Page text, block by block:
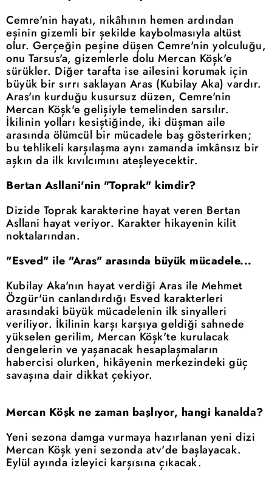
Cemre'nin hayatı, nikâhının hemen ardından
eşinin gizemli bir şekilde kaybolmasıyla altüst
olur. Gerçeğin peşine düşen Cemre'nin yolculuğu,
onu Tarsus'a, gizemlerle dolu Mercan Köşk'e
sürükler. Diğer tarafta ise ailesini korumak için
büyük bir sırrı saklayan Aras (Kubilay Aka) vardır.
Aras'ın kurduğu kusursuz düzen, Cemre'nin
Mercan Köşk'e gelişiyle temelinden sarsılır.
İkilinin yolları kesiştiğinde, iki düşman aile
arasında ölümcül bir mücadele baş gösterirken;
bu tehlikeli karşılaşma aynı zamanda imkânsız bir
aşkın da ilk kıvılcımını ateşleyecektir.
Bertan Asllani'nin "Toprak" kimdir?
Dizide Toprak karakterine hayat veren Bertan
Asllani hayat veriyor. Karakter hikayenin kilit
noktalarından.
"Esved" ile "Aras" arasında büyük mücadele...
Kubilay Aka'nın hayat verdiği Aras ile Mehmet
Özgür'ün canlandırdığı Esved karakterleri
arasındaki büyük mücadelenin ilk sinyalleri
veriliyor. İkilinin karşı karşıya geldiği sahnede
yükselen gerilim, Mercan Köşk'te kurulacak
dengelerin ve yaşanacak hesaplaşmaların
habercisi olurken, hikâyenin merkezindeki güç
savaşına dair dikkat çekiyor.
Mercan Köşk ne zaman başlıyor, hangi kanalda?
Yeni sezona damga vurmaya hazırlanan yeni dizi
Mercan Köşk yeni sezonda atv'de başlayacak.
Eylül ayında izleyici karşısına çıkacak.